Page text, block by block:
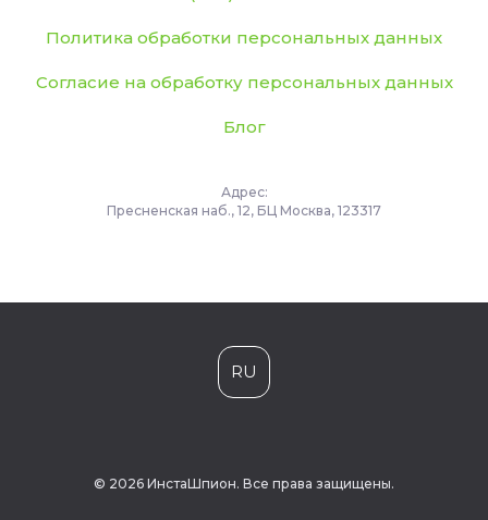
Политика обработки персональных данных
Согласие на обработку персональных данных
Блог
Адрес:
Пресненская наб., 12, БЦ Москва, 123317
RU
© 2026 ИнстаШпион. Все права защищены.